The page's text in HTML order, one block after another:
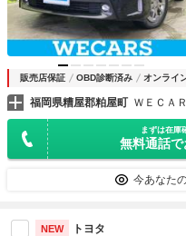
販売店保証 OBD診断済み オンライ
福岡県糟屋郡粕屋町 ＷＥＣＡ
まずは在庫
無料通話
今あなた
NEW トヨタ